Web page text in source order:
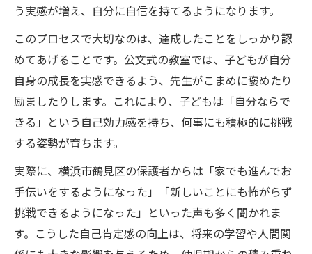
う実感が増え、自分に自信を持てるようになります。
このプロセスで大切なのは、達成したことをしっかり認
めてあげることです。公文式の教室では、子どもが自分
自身の成長を実感できるよう、先生がこまめに褒めたり
励ましたりします。これにより、子どもは「自分ならで
きる」という自己効力感を持ち、何事にも積極的に挑戦
する姿勢が育ちます。
実際に、横浜市鶴見区の保護者からは「家でも進んでお
手伝いをするようになった」「新しいことにも怖がらず
挑戦できるようになった」といった声も多く聞かれま
す。こうした自己肯定感の向上は、将来の学習や人間関